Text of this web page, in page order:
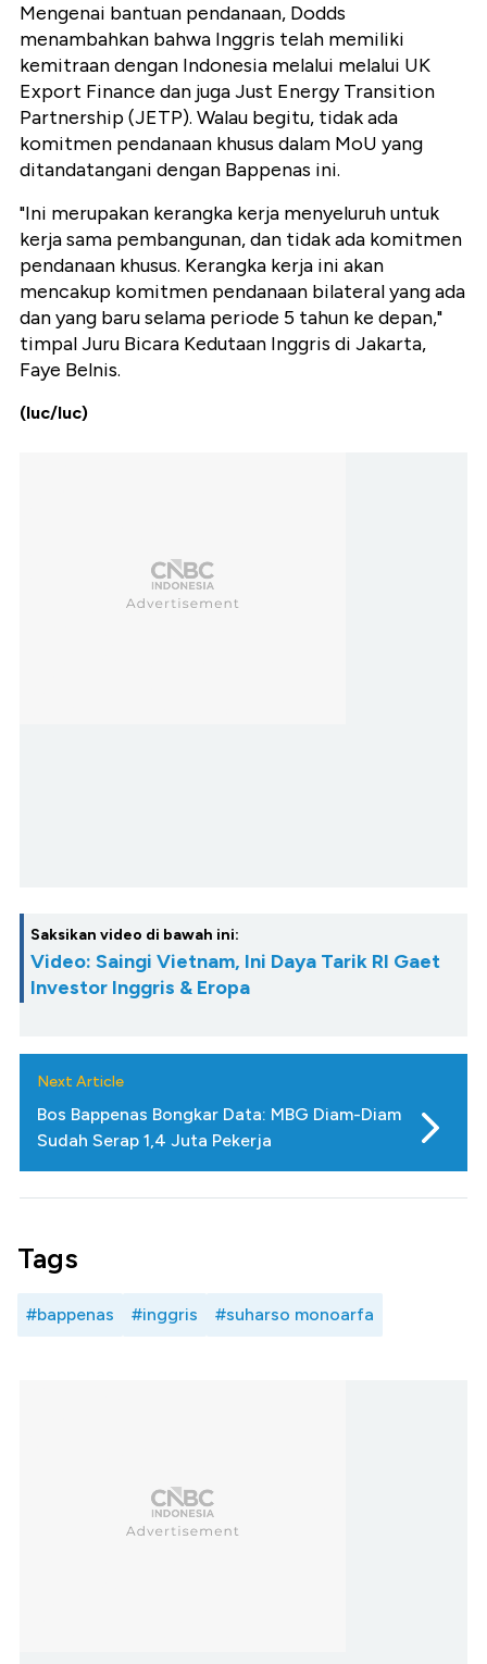
Mengenai bantuan pendanaan, Dodds
menambahkan bahwa Inggris telah memiliki
kemitraan dengan Indonesia melalui melalui UK
Export Finance dan jugaJust Energy Transition
Partnership(JETP). Walau begitu, tidak ada
komitmen pendanaan khusus dalam MoU yang
ditandatangani dengan Bappenas ini.
"Ini merupakan kerangka kerja menyeluruh untuk
kerja sama pembangunan, dan tidak ada komitmen
pendanaan khusus. Kerangka kerja ini akan
mencakup komitmen pendanaan bilateral yang ada
dan yang baru selama periode 5 tahun ke depan,"
timpal Juru Bicara Kedutaan Inggris di Jakarta,
Faye Belnis.
(luc/luc)
Saksikan video di bawah ini:
Video: Saingi Vietnam, Ini Daya Tarik RI Gaet
Investor Inggris & Eropa
Next Article
Bos Bappenas Bongkar Data: MBG Diam-Diam
Sudah Serap 1,4 Juta Pekerja
Tags
#bappenas #inggris #suharso monoarfa